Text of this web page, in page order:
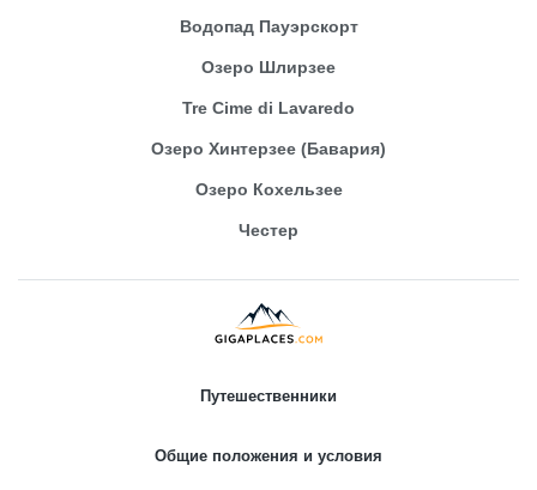
Водопад Пауэрскорт
Озеро Шлирзее
Tre Cime di Lavaredo
Озеро Хинтерзее (Бавария)
Озеро Кохельзее
Честер
Путешественники
Общие положения и условия